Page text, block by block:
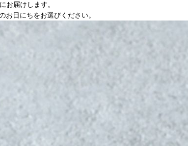
お届けします。
日にちをお選びください。